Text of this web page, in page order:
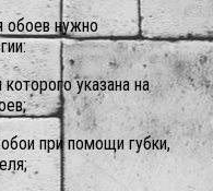
обоев нужно
указана на
при помощи губки,